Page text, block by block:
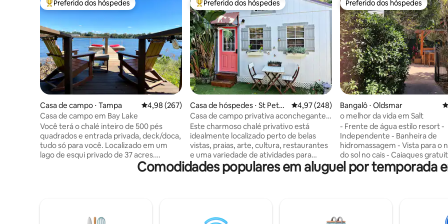
Entre os melhores preferidos dos hóspedes
Preferido dos hóspedes
Casa de campo ⋅ Tampa 4,98 de uma avaliação média de 5, 267 avaliações
4,98 (267)
Casa de campo em Bay Lake
Você terá o chalé inteiro de 500 pés
quadrados e entrada privada, deck/doca,
tudo só para você. Localizado em um
lago de esqui privado de 37 acres.
Entrada com teclado, estacionamento
privativo. 1 cama king, 1 banheira, sofá-
churrasqueira sem fumaça, geladeira de
Entre os melhores preferidos dos hóspedes
Preferido dos hóspedes
Casa de hóspedes ⋅ St Peter
sburg
4,97 de uma avaliação média de 5, 248
4,97 (248)
Casa de campo privativa aconchegante
com 1 cama e localização central!
Este charmoso chalé privativo está
idealmente localizado perto de belas
vistas, praias, arte, cultura, restaurantes
e uma variedade de atividades para
famílias. Os hóspedes adoram o espaço
por seu ambiente tranquilo, sua ótima
pessoa que busque um refúgio
Preferido dos hóspedes
Preferido dos hóspedes
Bangalô ⋅ Oldsmar
o melhor da vida em Salt
- Frente de água estilo resort -
Independente - Banheira de
hidromassagem - Vista para o
do sol no cais - Caiaques
de Internet/YouTube - Smart
polegadas - Quarto espaçoso
de estimação - Pátio privado
Estacionamento gratuito para 2
Comodidades populares em aluguel por temporada